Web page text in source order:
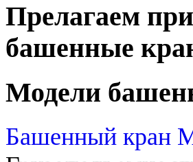
Прелагаем
башенные
Модели
Башенный кран